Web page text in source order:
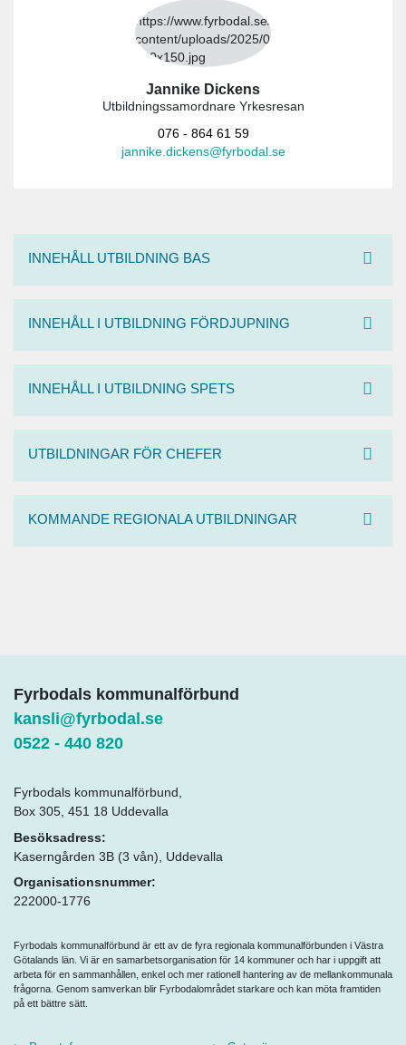
Jannike Dickens
Utbildningssamordnare Yrkesresan
076 - 864 61 59
jannike.dickens@fyrbodal.se
INNEHÅLL UTBILDNING BAS
INNEHÅLL I UTBILDNING FÖRDJUPNING
INNEHÅLL I UTBILDNING SPETS
UTBILDNINGAR FÖR CHEFER
KOMMANDE REGIONALA UTBILDNINGAR
Fyrbodals kommunalförbund
kansli@fyrbodal.se
0522 - 440 820
Fyrbodals kommunalförbund,
Box 305, 451 18 Uddevalla
Besöksadress:
Kaserngården 3B (3 vån), Uddevalla
Organisationsnummer:
222000-1776
Fyrbodals kommunalförbund är ett av de fyra regionala kommunalförbunden i Västra
Götalands län. Vi är en samarbetsorganisation för 14 kommuner och har i uppgift att
arbeta för en sammanhållen, enkel och mer rationell hantering av de mellankommunala
frågorna. Genom samverkan blir Fyrbodalområdet starkare och kan möta framtiden
på ett bättre sätt.